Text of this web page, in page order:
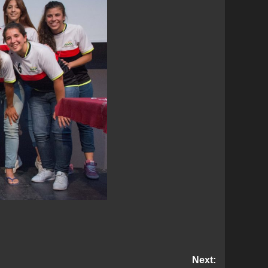
Next: